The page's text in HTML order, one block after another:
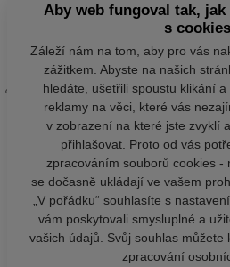
Aby web fungoval tak,
s
Záleží nám na tom, aby pro vás
zážitkem. Abyste na našich
hledáte, ušetřili spoustu klikání
reklamy na věci, které vás
v zobrazení na které jste zvyklí
přihlašovat. Proto od vás
zpracováním souborů cookies -
se dočasně ukládají ve vašem
„V pořádku“ souhlasíte s
vám poskytovali smysluplné a
vašich údajů. Svůj souhlas můžete
zpracování